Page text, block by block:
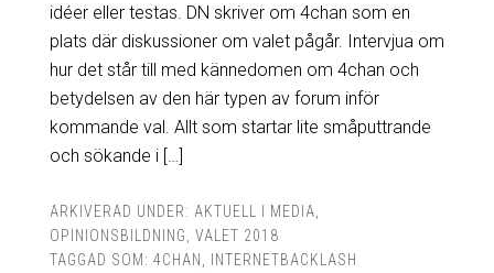
idéer eller testas. DN skriver om 4chan som en
plats där diskussioner om valet pågår. Intervjua om
hur det står till med kännedomen om 4chan och
betydelsen av den här typen av forum inför
kommande val. Allt som startar lite småputtrande
och sökande i […]
ARKIVERAD UNDER: AKTUELL I MEDIA
OPINIONSBILDNING
VALET 2018
TAGGAD SOM: 4CHAN INTERNETBACKLASH